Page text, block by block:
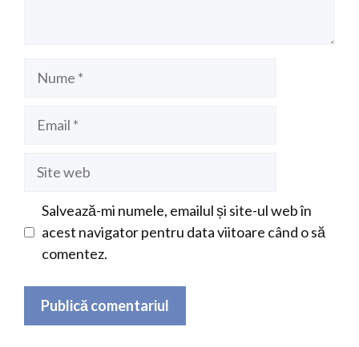
Salvează-mi numele, emailul și site-ul web în
acest navigator pentru data viitoare când o să
comentez.